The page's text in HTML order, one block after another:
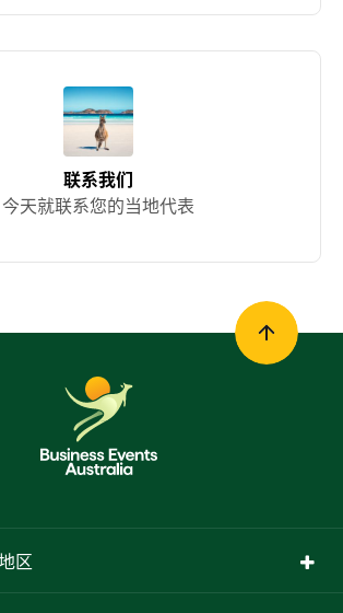
联系我们
今天就联系您的当地代表
区